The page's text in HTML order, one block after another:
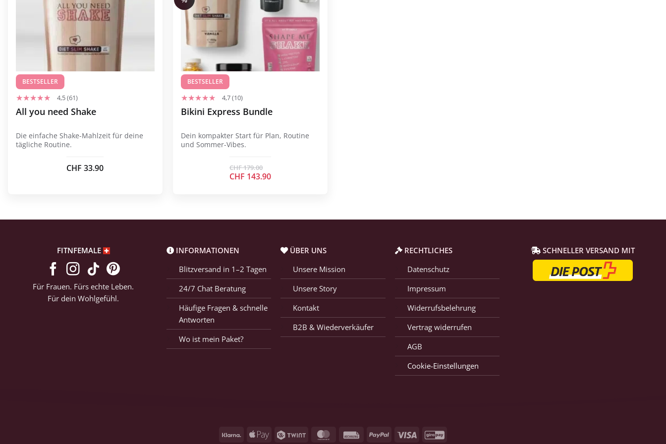
BESTSELLER
4,5 (61)
All you need Shake
Die einfache Shake-Mahlzeit für deine
tägliche Routine.
CHF 33.90
Produktseite
gewählt
BESTSELLER
4,7 (10)
Bikini Express Bundle
Dein kompakter Start für Plan, Routine
und Sommer-Vibes.
CHF179.00
Ursprünglicher
CHF 143.90
FITNFEMALE
Für Frauen. Fürs echte Leben.
Für dein Wohlgefühl.
INFORMATIONEN
Blitzversand in 1–2 Tagen
24/7 Chat Beratung
Häufige Fragen & schnelle
Antworten
Wo ist mein Paket?
ÜBER UNS
Unsere Mission
Unsere Story
Kontakt
B2B & Wiederverkäufer
RECHTLICHES
Datenschutz
Impressum
Widerrufsbelehrung
Vertrag widerrufen
AGB
Cookie-Einstellungen
SCHNELLER VERSAND MIT
Klarna Apple
Twint MasterCardRechnungPayPal Visum GiroPay